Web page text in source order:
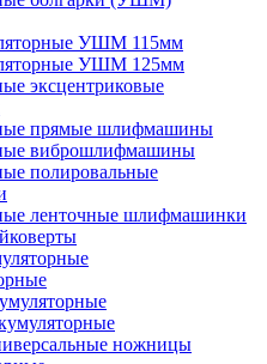
УШМ 115мм
УШМ 125мм
эксцентриковые
прямые шлифмашины
виброшлифмашины
полировальные
ленточные шлифмашинки
ножницы